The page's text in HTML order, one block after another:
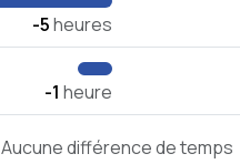
-5heures
-1 heure
Aucune différence de temps